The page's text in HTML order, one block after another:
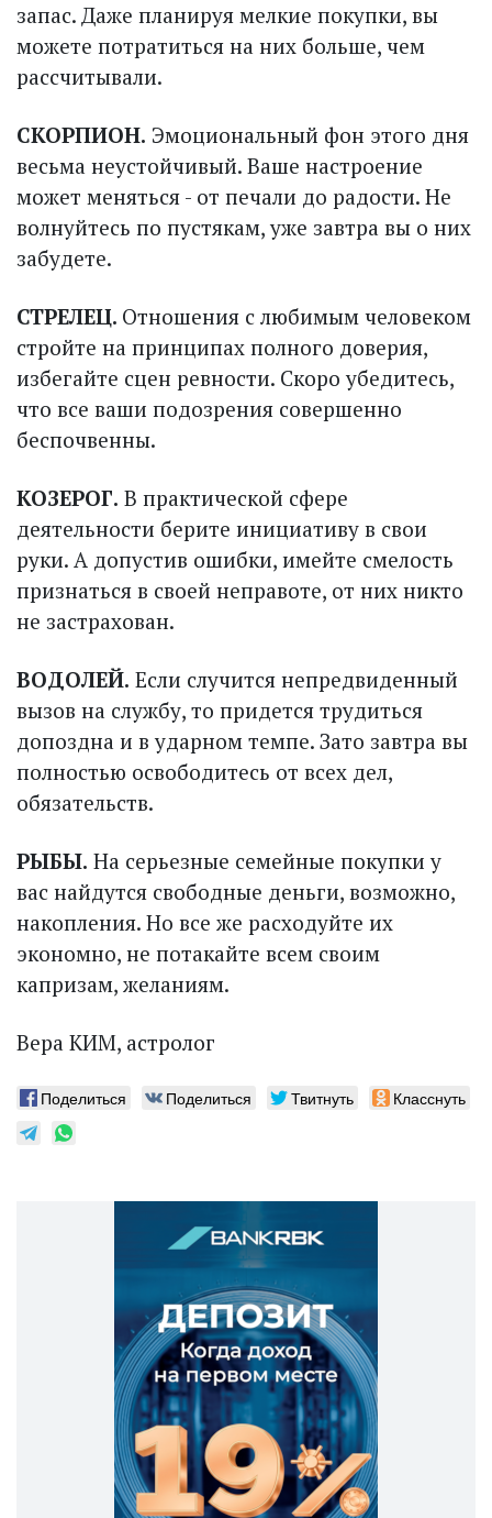
запас. Даже планируя мелкие покупки, вы
можете потратиться на них больше, чем
рассчитывали.
СКОРПИОН. Эмоциональный фон этого дня
весьма неустойчивый. Ваше настроение
может меняться - от печали до радости. Не
волнуйтесь по пустякам, уже завтра вы о них
забудете.
СТРЕЛЕЦ. Отношения с любимым человеком
стройте на принципах полного доверия,
избегайте сцен ревности. Скоро убедитесь,
что все ваши подозрения совершенно
беспочвенны.
КОЗЕРОГ. В практической сфере
деятельности берите инициативу в свои
руки. А допустив ошибки, имейте смелость
признаться в своей неправоте, от них никто
не застрахован.
ВОДОЛЕЙ. Если случится непредвиденный
вызов на службу, то придется трудиться
допоздна и в ударном темпе. Зато завтра вы
полностью освободитесь от всех дел,
обязательств.
РЫБЫ. На серьезные семейные покупки у
вас найдутся свободные деньги, возможно,
накопления. Но все же расходуйте их
экономно, не потакайте всем своим
капризам, желаниям.
Вера КИМ, астролог
Поделиться Поделиться Твитнуть Класснуть